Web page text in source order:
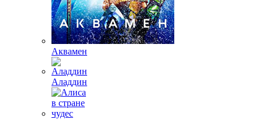
Аквамен
Аладдин